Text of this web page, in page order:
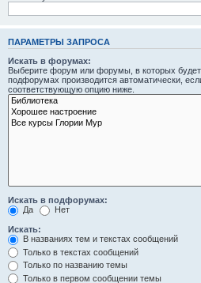
ПАРАМЕТРЫ ЗАПРОСА
Искать в форумах:
Выберите форум или форумы, в которых будет
подфорумах производится автоматически,
соответствующую опцию ниже.
Искать в подфорумах:
Да
Нет
Искать:
В названиях тем и текстах сообщений
Только в текстах сообщений
Только по названию темы
Только в первом сообщении темы